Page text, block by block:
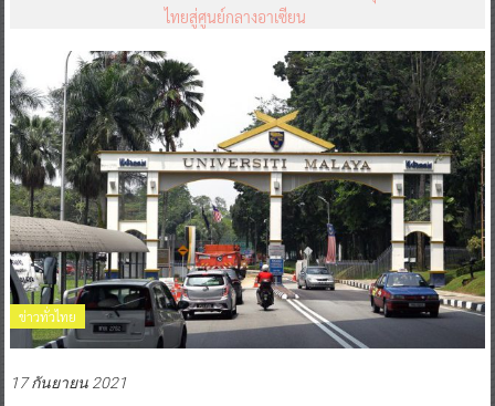
ข่าวทั่วไทย
17 กันยายน 2021
ผลวิจัยชี้ อาหารสามารถระงับอาการที่คล้าย